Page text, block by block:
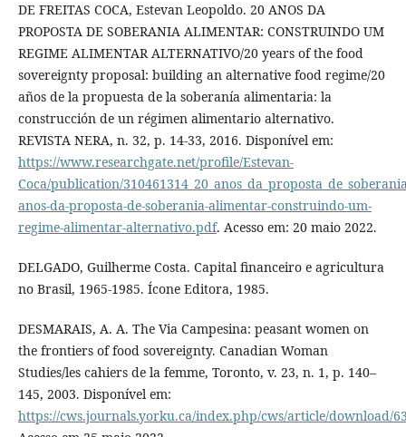
DE FREITAS COCA, Estevan Leopoldo. 20 ANOS DA
PROPOSTA DE SOBERANIA ALIMENTAR: CONSTRUINDO UM
REGIME ALIMENTAR ALTERNATIVO/20 years of the food
sovereignty proposal: building an alternative food regime/20
años de la propuesta de la soberanía alimentaria: la
construcción de un régimen alimentario alternativo.
REVISTA NERA, n. 32, p. 14-33, 2016. Disponível em:
https://www.researchgate.net/profile/Estevan-
Coca/publication/
anos-da-proposta-de-soberania-alimentar-construindo-um-
regime-alimentar-alternativo.pdf. Acesso em: 20 maio 2022.
DELGADO, Guilherme Costa. Capital financeiro e agricultura
no Brasil, 1965-1985. Ícone Editora, 1985.
DESMARAIS, A. A. The Via Campesina: peasant women on
the frontiers of food sovereignty. Canadian Woman
Studies/les cahiers de la femme, Toronto, v. 23, n. 1, p. 140–
145, 2003. Disponível em:
https://cws.journals.yorku.ca/index.php/cws/article/download/